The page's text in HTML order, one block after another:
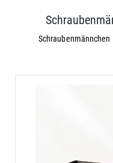
Schraubenmännchen